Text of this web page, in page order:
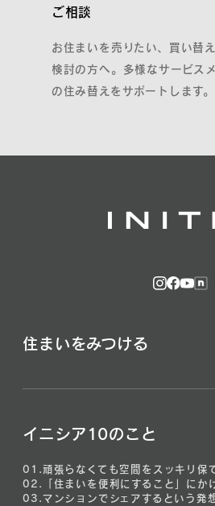
ご相談
お住まいを売りたい、買い替
検討の方へ。多様なサービス
の住み替えをサポートします。
住まいをみつける
イニシア10のこと
01.頑張らなくても空間をスッキリ保
02.
「住まいを便利にすること」にか
03.マンションでシェアするという発